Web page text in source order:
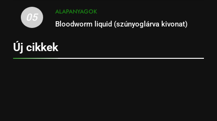
05
ALAPANYAGOK
Bloodworm liquid (szúnyoglárva kivonat)
Új cikkek